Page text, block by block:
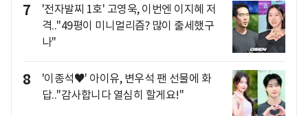
7
'전자발찌 1호' 고영욱, 이번엔 이지혜 저
격.."49평이 미니멀리즘? 많이 출세했구
나"
8
'이종석♥' 아이유, 변우석 팬 선물에 화
답.."감사합니다 열심히 할게요!"